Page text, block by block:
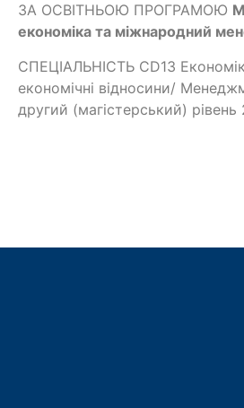
ЗА ОСВІТНЬОЮ ПРОГРАМОЮ
економіка та міжнародний
СПЕЦІАЛЬНІСТЬ CD13
економічні відносини/
другий (магістерський)